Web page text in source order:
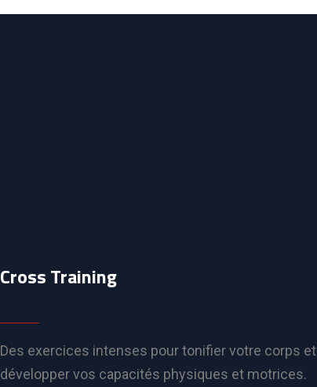
Cross Training
Des exercices intenses pour tonifier votre corps et
développer vos capacités physiques et motrices.